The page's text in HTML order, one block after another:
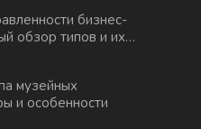
бизнес-
обзор типов и их
музейных
и особенности